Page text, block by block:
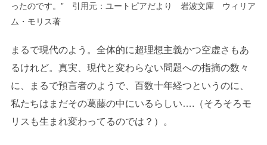
ったのです。” 引用元：ユートピアだより 岩波文庫 ウィリア
ム・モリス著
まるで現代のよう。全体的に超理想主義かつ空虚さもあ
るけれど。真実、現代と変わらない問題への指摘の数々
に、まるで預言者のようで、百数十年経つというのに、
私たちはまだその葛藤の中にいるらしい….（そろそろモ
リスも生まれ変わってるのでは？）。